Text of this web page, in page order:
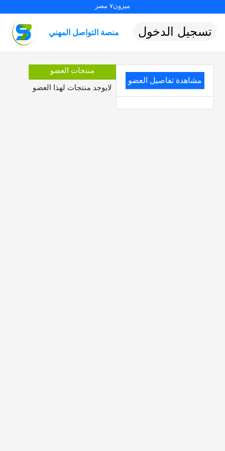
ميزون٧ مصر
منصة التواصل المهني تسجيل الدخول
مشاهدة تفاصيل العضو
منتجات العضو
لايوجد منتجات لهذا العضو